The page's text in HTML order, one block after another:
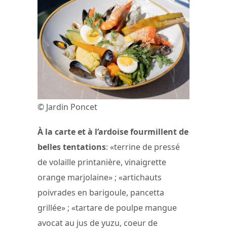
© Jardin Poncet
À la carte et à l’ardoise fourmillent de
belles tentations: «terrine de pressé
de volaille printanière, vinaigrette
orange marjolaine» ; «artichauts
poivrades en barigoule, pancetta
grillée» ; «tartare de poulpe mangue
avocat au jus de yuzu, coeur de